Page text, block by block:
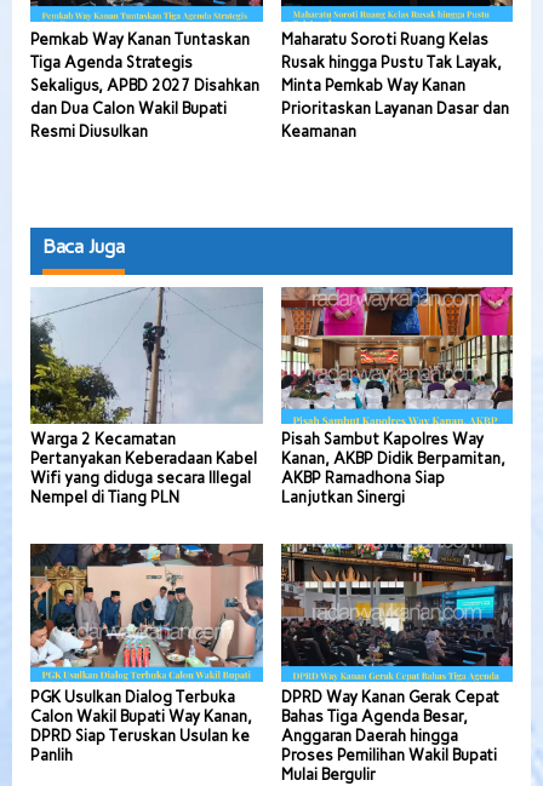
Pemkab Way Kanan Tuntaskan
Tiga Agenda Strategis
Sekaligus, APBD 2027 Disahkan
dan Dua Calon Wakil Bupati
Resmi Diusulkan
Maharatu Soroti Ruang Kelas
Rusak hingga Pustu Tak Layak,
Minta Pemkab Way Kanan
Prioritaskan Layanan Dasar dan
Keamanan
Baca Juga
Warga 2 Kecamatan
Pertanyakan Keberadaan Kabel
Wifi yang diduga secara Illegal
Nempel di Tiang PLN
Pisah Sambut Kapolres Way
Kanan, AKBP Didik Berpamitan,
AKBP Ramadhona Siap
Lanjutkan Sinergi
PGK Usulkan Dialog Terbuka
Calon Wakil Bupati Way Kanan,
DPRD Siap Teruskan Usulan ke
Panlih
DPRD Way Kanan Gerak Cepat
Bahas Tiga Agenda Besar,
Anggaran Daerah hingga
Proses Pemilihan Wakil Bupati
Mulai Bergulir